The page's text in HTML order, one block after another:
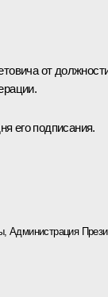
от
его подписания.
,Администрация